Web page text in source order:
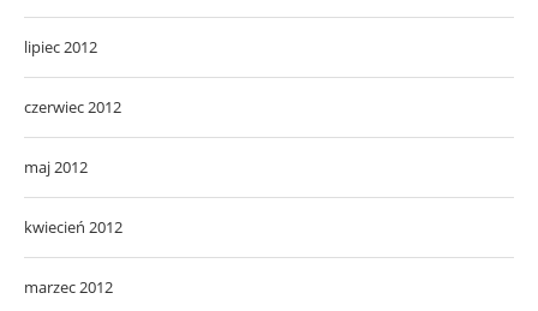
lipiec 2012
czerwiec 2012
maj 2012
kwiecień 2012
marzec 2012